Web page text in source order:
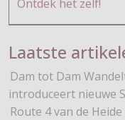
Ontdek het zelf!
Laatste
Dam tot Dam
introduceert nieuwe
Route 4 van de